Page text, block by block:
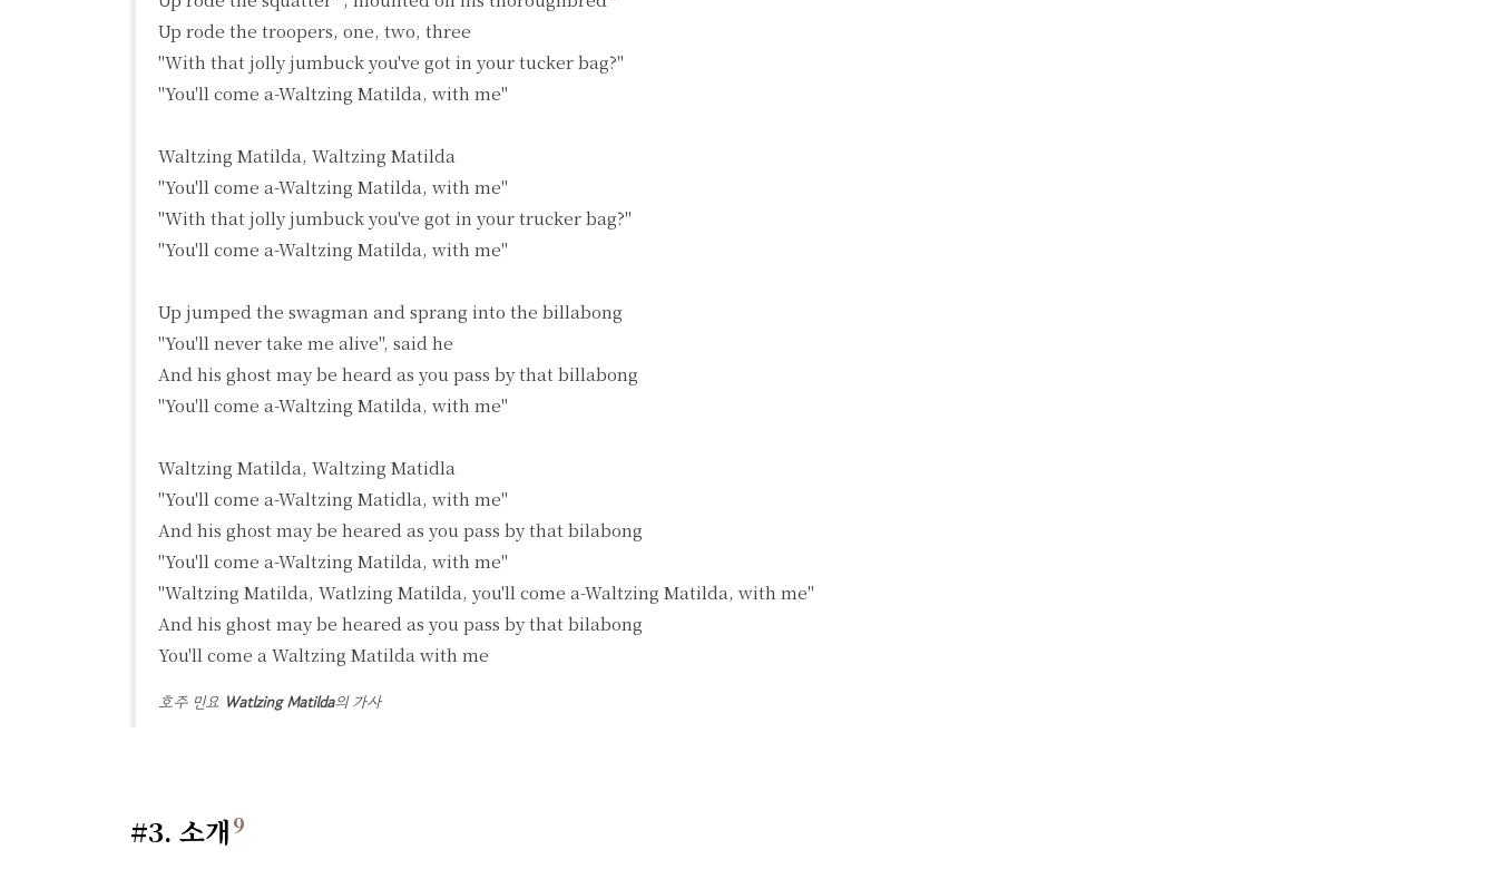
Up rode the troopers, one, two, three
"With that jolly jumbuck you've got in your tucker bag?"
"You'll come a-Waltzing Matilda, with me"
Waltzing Matilda, Waltzing Matilda
"You'll come a-Waltzing Matilda, with me"
"With that jolly jumbuck you've got in your trucker bag?"
"You'll come a-Waltzing Matilda, with me"
Up jumped the swagman and sprang into the billabong
"You'll never take me alive", said he
And his ghost may be heard as you pass by that billabong
"You'll come a-Waltzing Matilda, with me"
Waltzing Matilda, Waltzing Matidla
"You'll come a-Waltzing Matidla, with me"
And his ghost may be heared as you pass by that bilabong
"You'll come a-Waltzing Matilda, with me"
"Waltzing Matilda, Watlzing Matilda, you'll come a-Waltzing Matilda, with me"
And his ghost may be heared as you pass by that bilabong
You'll come a Waltzing Matilda with me
호주 민요 Watlzing Matilda의 가사
#3. 소개9